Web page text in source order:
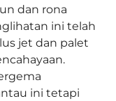
dan rona
ini telah
jet dan palet
ini tetapi